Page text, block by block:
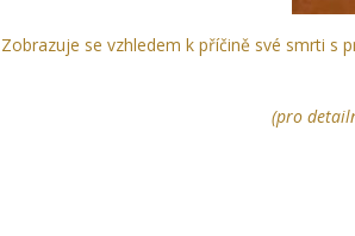
Zobrazuje se vzhledem k příčině své smrti
(pro